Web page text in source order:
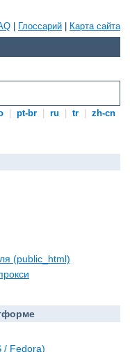
Глоссарий Карта сайта
pt-br ru tr zh-cn
(public_html)
/ Fedora)